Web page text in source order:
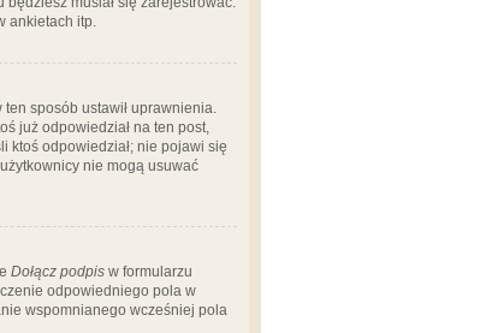
ankietach itp.
sposób ustawił uprawnienia.
już odpowiedział na ten post,
ktoś odpowiedział; nie pojawi się
nie mogą usuwać
Dołącz podpis w formularzu
odpowiedniego pola w
wspomnianego wcześniej pola